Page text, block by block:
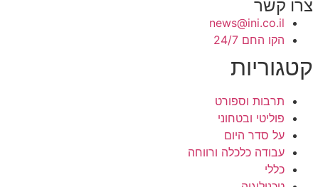
צרו קשר
news@ini.co.il
הקו החם 24/7
קטגוריות
תרבות וספורט
פוליטי ובטחוני
על סדר היום
עבודה כלכלה ורווחה
כללי